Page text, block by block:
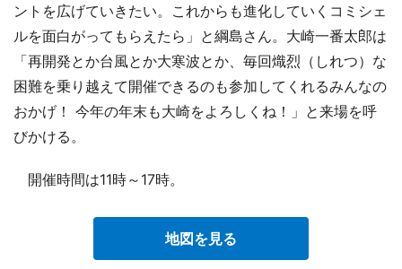
ントを広げていきたい。これからも進化していくコミシェ
ルを面白がってもらえたら」と綱島さん。大崎一番太郎は
「再開発とか台風とか大寒波とか、毎回熾烈（しれつ）な
困難を乗り越えて開催できるのも参加してくれるみんなの
おかげ！ 今年の年末も大崎をよろしくね！」と来場を呼
びかける。
開催時間は11時～17時。
地図を見る